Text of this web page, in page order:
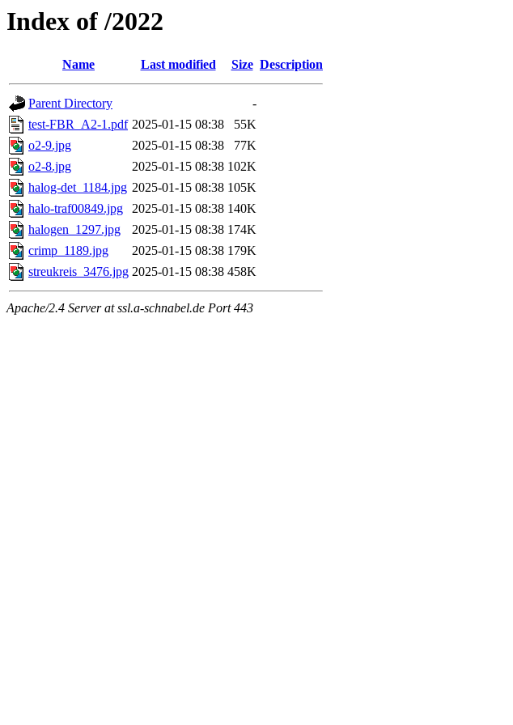
Index of /2022
Name Last modified Size Description
Parent Directory
-
test-FBR_A2-1.pdf 2025-01-15 08:38
55K
o2-9.jpg
2025-01-15 08:38
77K
o2-8.jpg
2025-01-15 08:38 102K
halog-det_1184.jpg 2025-01-15 08:38 105K
halo-traf00849.jpg
2025-01-15 08:38 140K
halogen_1297.jpg
2025-01-15 08:38 174K
crimp_1189.jpg
2025-01-15 08:38 179K
streukreis_3476.jpg 2025-01-15 08:38 458K
Apache/2.4 Server at ssl.a-schnabel.de Port 443